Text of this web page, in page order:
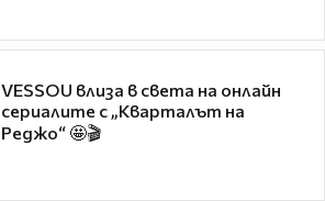
VESSOU влиза в света на онлайн
сериалите с „Кварталът на
Реджо“ 🤩🎬